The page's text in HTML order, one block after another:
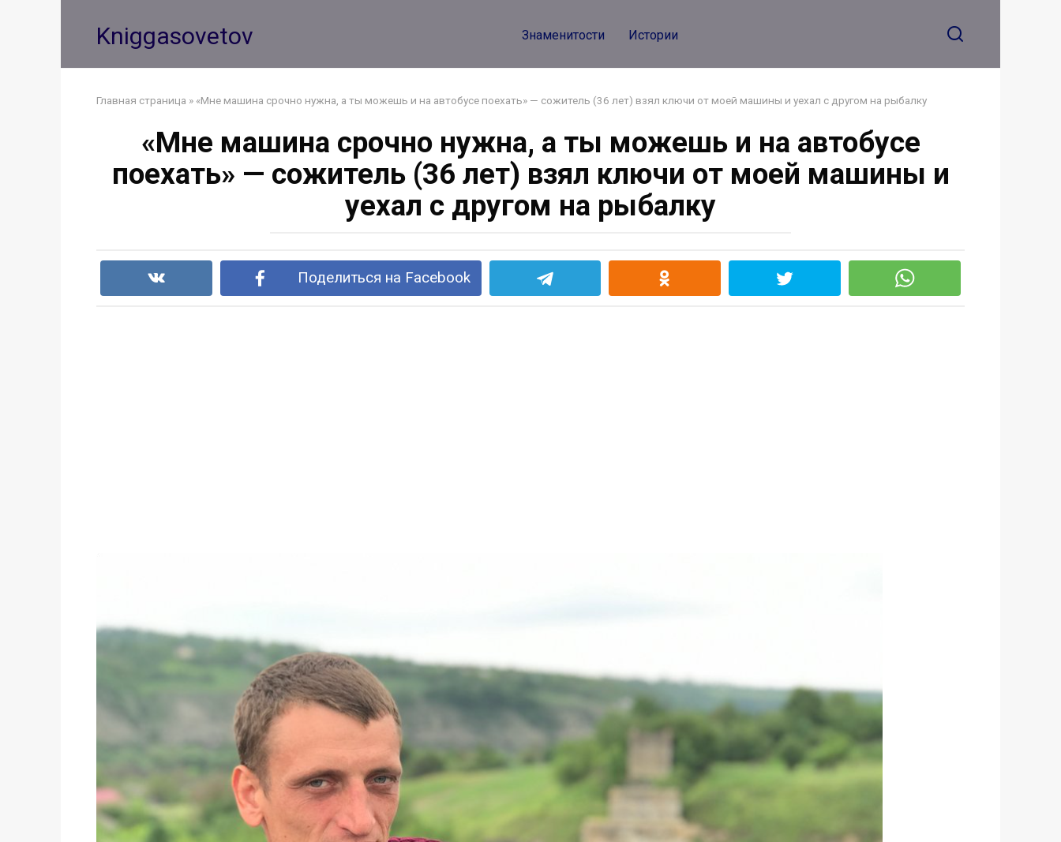
Kniggasovetov Знаменитости Истории
Главная страница » «Мне машина срочно нужна, а ты можешь и на автобусе поехать» — сожитель (36 лет) взял ключи от моей машины и уехал с другом на рыбалку
«Мне машина срочно нужна, а ты можешь и на автобусе
поехать» — сожитель (36 лет) взял ключи от моей машины и
уехал с другом на рыбалку
Поделиться на Facebook